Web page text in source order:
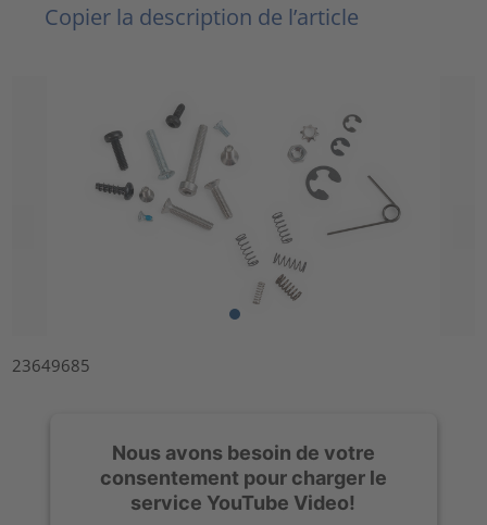
Copier la description de l’article
23649685
Nous avons besoin de votre
consentement pour charger le
service YouTube Video!